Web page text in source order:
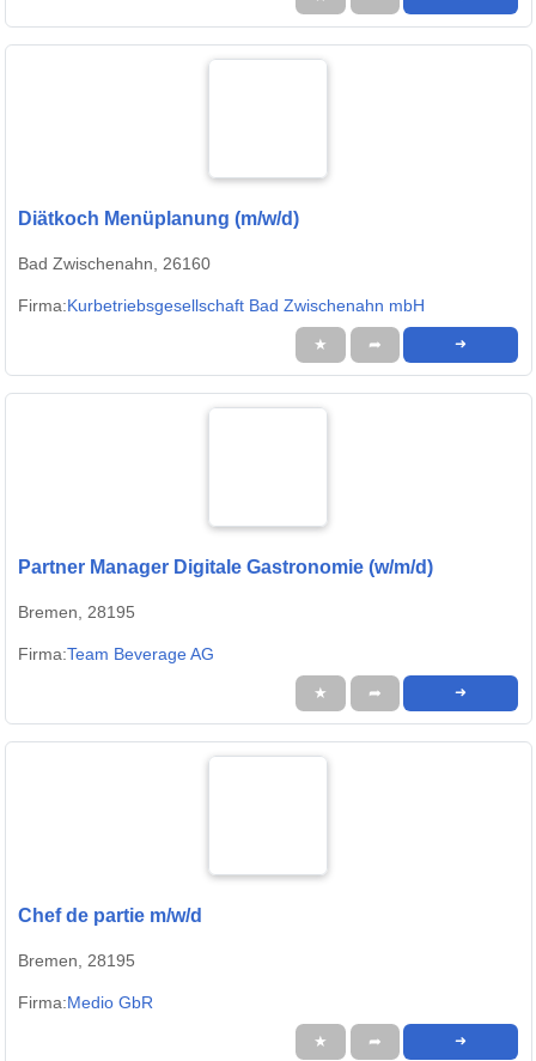
Diätkoch Menüplanung (m/w/d)
Bad Zwischenahn, 26160
Firma:Kurbetriebsgesellschaft Bad Zwischenahn mbH
★ ➦ ➜
Partner Manager Digitale Gastronomie (w/m/d)
Bremen, 28195
Firma:Team Beverage AG
★ ➦ ➜
Chef de partie m/w/d
Bremen, 28195
Firma:Medio GbR
★ ➦ ➜